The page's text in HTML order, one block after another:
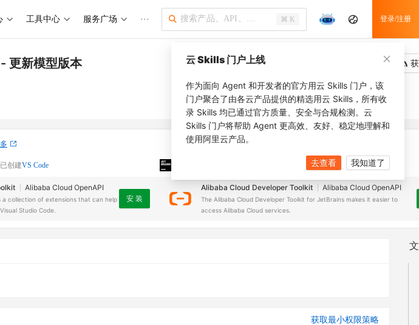
工具中心 服务广场 ··· ⌘ K 登录/注册
- 更新模型版本
创建VS Code
Alibaba Cloud OpenAPI
a collection of extensions that can help
Studio Code.
安 装
安装之前，确保已创建JetBrains IDE
Alibaba Cloud Developer Toolkit Alibaba Cloud OpenAPI
The Alibaba Cloud Developer Toolkit for JetBrains makes it easier to
access Alibaba Cloud services.
获取最小权限策略
云 Skills 门户上线
作为面向 Agent 和开发者的官方用云 Skills 门户，该
门户聚合了由各云产品提供的精选用云 Skills，所有收
录 Skills 均已通过官方质量、安全与合规检测。云
Skills 门户将帮助 Agent 更高效、友好、稳定地理解和
使用阿里云产品。
去查看 我知道了